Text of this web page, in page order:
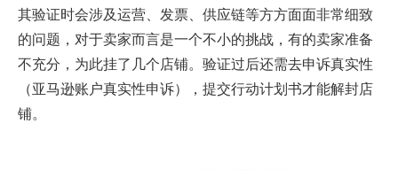
其验证时会涉及运营、发票、供应链等方方面面非常细致
的问题，对于卖家而言是一个不小的挑战，有的卖家准备
不充分，为此挂了几个店铺。验证过后还需去申诉真实性
（亚马逊账户真实性申诉），提交行动计划书才能解封店
铺。